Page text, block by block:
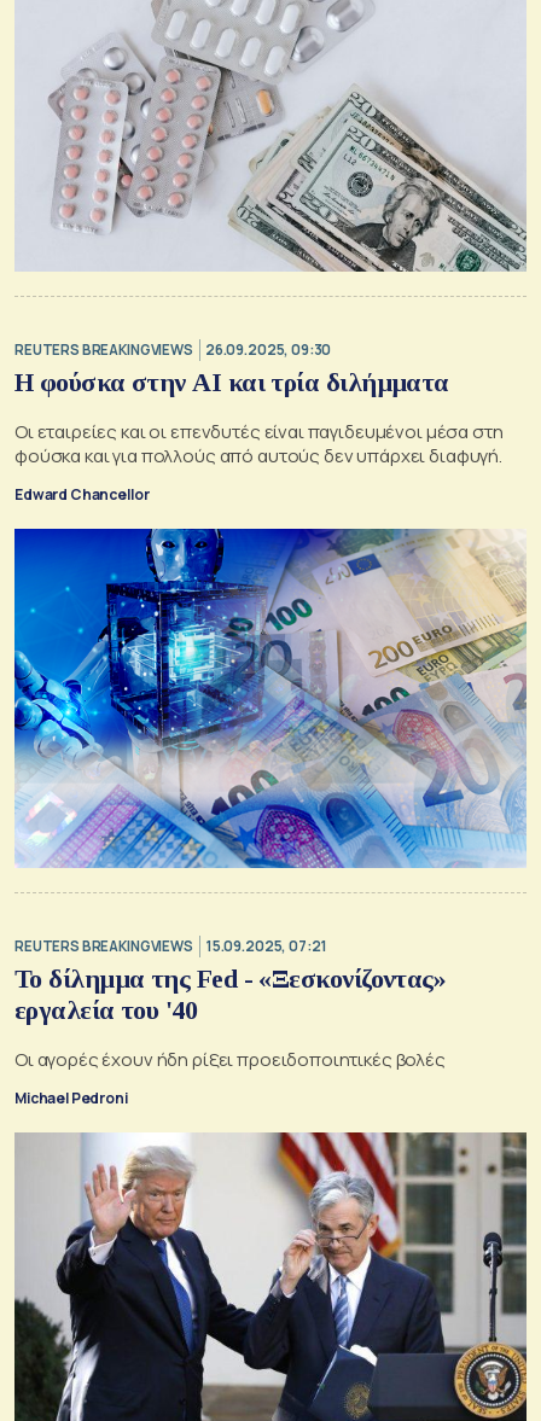
REUTERS BREAKINGVIEWS 26.09.2025, 09:30
Η φούσκα στην AI και τρία διλήμματα
Οι εταιρείες και οι επενδυτές είναι παγιδευμένοι μέσα στη
φούσκα και για πολλούς από αυτούς δεν υπάρχει διαφυγή.
Edward Chancellor
REUTERS BREAKINGVIEWS 15.09.2025, 07:21
Το δίλημμα της Fed - «Ξεσκονίζοντας»
εργαλεία του '40
Οι αγορές έχουν ήδη ρίξει προειδοποιητικές βολές
Michael Pedroni